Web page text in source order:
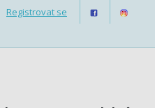
Registrovat se